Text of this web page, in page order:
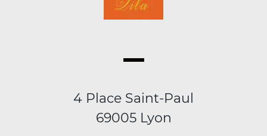
4 Place Saint-Paul
69005 Lyon